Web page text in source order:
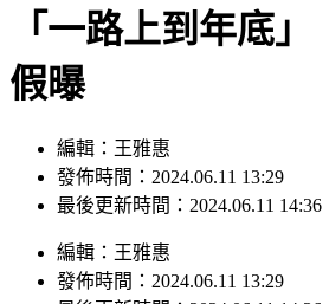
假曝
發佈時間：2024.06.11 13:29
最後更新時間：2024.06.11 14:36
發佈時間：2024.06.11 13:29
最後更新時間：2024.06.11 14:36